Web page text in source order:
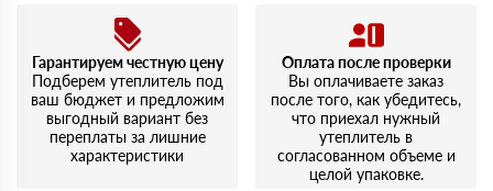
Гарантируем честную цену
Подберем утеплитель под
ваш бюджет и предложим
выгодный вариант без
переплаты за лишние
характеристики
Оплата после проверки
Вы оплачиваете заказ
после того, как убедитесь,
что приехал нужный
утеплитель в
согласованном объеме и
целой упаковке.